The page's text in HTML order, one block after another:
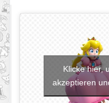
Klicke hier,
akzeptieren